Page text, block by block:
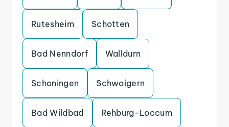
Rutesheim Schotten
Bad Nenndorf Walldurn
Schoningen Schwaigern
Bad Wildbad Rehburg-Loccum